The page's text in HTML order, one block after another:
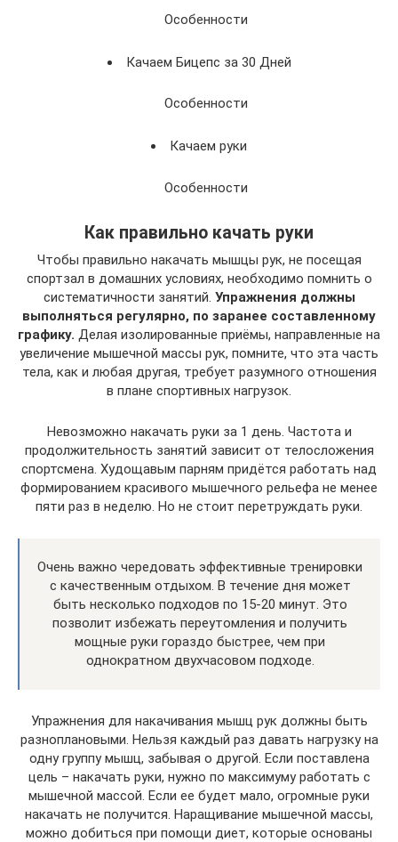
Особенности
Качаем Бицепс за 30 Дней
Особенности
Качаем руки
Особенности
Как правильно качать руки
Чтобы правильно накачать мышцы рук, не посещая
спортзал в домашних условиях, необходимо помнить о
систематичности занятий. Упражнения должны
выполняться регулярно, по заранее составленному
графику. Делая изолированные приёмы, направленные на
увеличение мышечной массы рук, помните, что эта часть
тела, как и любая другая, требует разумного отношения
в плане спортивных нагрузок.
Невозможно накачать руки за 1 день. Частота и
продолжительность занятий зависит от телосложения
спортсмена. Худощавым парням придётся работать над
формированием красивого мышечного рельефа не менее
пяти раз в неделю. Но не стоит перетруждать руки.
Очень важно чередовать эффективные тренировки
с качественным отдыхом. В течение дня может
быть несколько подходов по 15-20 минут. Это
позволит избежать переутомления и получить
мощные руки гораздо быстрее, чем при
однократном двухчасовом подходе.
Упражнения для накачивания мышц рук должны быть
разноплановыми. Нельзя каждый раз давать нагрузку на
одну группу мышц, забывая о другой. Если поставлена
цель – накачать руки, нужно по максимуму работать с
мышечной массой. Если ее будет мало, огромные руки
накачать не получится. Наращивание мышечной массы,
можно добиться при помощи диет, которые основаны